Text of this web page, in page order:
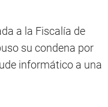
a la Fiscalía de
su condena por
informático a una